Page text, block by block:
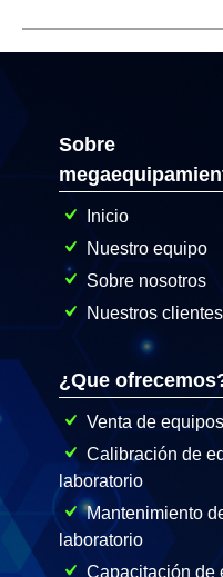
Sobre
Inicio
Nuestro equipo
Sobre nosotros
Nuestros clientes
¿Que
Venta de
Calibración de
laboratorio
Mantenimiento
laboratorio
Capacitación de